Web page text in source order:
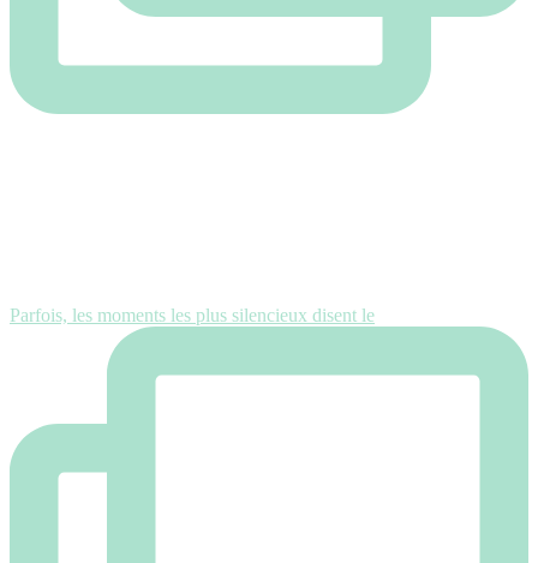
Parfois, les moments les plus silencieux disent le